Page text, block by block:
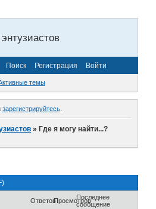
Поиск Регистрация Войти
темы
зарегистрируйтесь.
»Где я могу найти...?
ОтветовПросмотровПоследнее
сообщение